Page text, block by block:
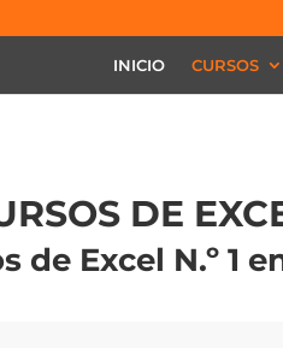
INICIO CURSOS
DE
de Excel N.º 1